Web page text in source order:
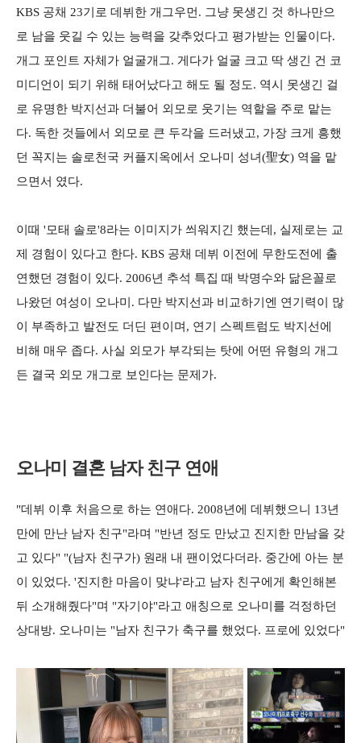
KBS 공채 23기로 데뷔한 개그우먼. 그냥 못생긴 것 하나만으
로 남을 웃길 수 있는 능력을 갖추었다고 평가받는 인물이다.
개그 포인트 자체가 얼굴개그. 게다가 얼굴 크고 딱 생긴 건 코
미디언이 되기 위해 태어났다고 해도 될 정도. 역시 못생긴 걸
로 유명한 박지선과 더불어 외모로 웃기는 역할을 주로 맡는
다. 독한 것들에서 외모로 큰 두각을 드러냈고, 가장 크게 흥했
던 꼭지는 솔로천국 커플지옥에서 오나미 성녀(聖女) 역을 맡
으면서 였다.
이때 '모태 솔로'8라는 이미지가 씌워지긴 했는데, 실제로는 교
제 경험이 있다고 한다. KBS 공채 데뷔 이전에 무한도전에 출
연했던 경험이 있다. 2006년 추석 특집 때 박명수와 닮은꼴로
나왔던 여성이 오나미. 다만 박지선과 비교하기엔 연기력이 많
이 부족하고 발전도 더딘 편이며, 연기 스펙트럼도 박지선에
비해 매우 좁다. 사실 외모가 부각되는 탓에 어떤 유형의 개그
든 결국 외모 개그로 보인다는 문제가.
오나미 결혼 남자 친구 연애
"데뷔 이후 처음으로 하는 연애다. 2008년에 데뷔했으니 13년
만에 만난 남자 친구"라며 "반년 정도 만났고 진지한 만남을 갖
고 있다" "(남자 친구가) 원래 내 팬이었다더라. 중간에 아는 분
이 있었다. '진지한 마음이 맞냐'라고 남자 친구에게 확인해본
뒤 소개해줬다"며 "자기야"라고 애칭으로 오나미를 걱정하던
상대방. 오나미는 "남자 친구가 축구를 했었다. 프로에 있었다"